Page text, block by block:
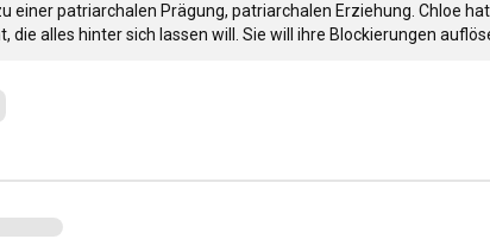
patriarchalen Prägung, patriarchalen Erziehung. Chloe
die alles hinter sich lassen will. Sie will ihre Blockierungen